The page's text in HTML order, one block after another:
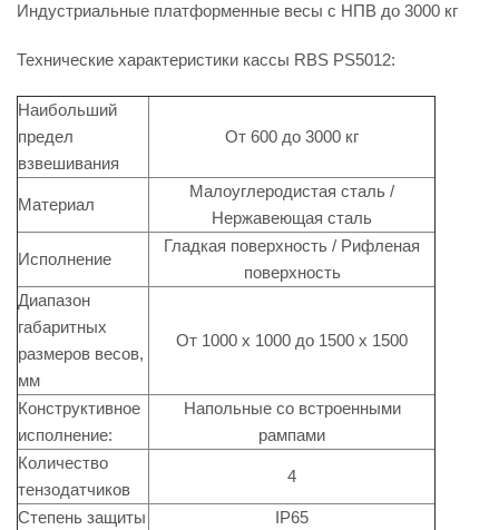
Индустриальные платформенные весы с НПВ до 3000 кг
Технические характеристики кассы RBS PS5012:
Наибольший
предел
взвешивания
От 600 до 3000 кг
Материал
Малоуглеродистая сталь /
Нержавеющая сталь
Исполнение
Гладкая поверхность / Рифленая
поверхность
Диапазон
габаритных
размеров весов,
мм
От 1000 х 1000 до 1500 х 1500
Конструктивное
исполнение:
Напольные со встроенными
рампами
Количество
тензодатчиков
4
Степень защиты
IP65